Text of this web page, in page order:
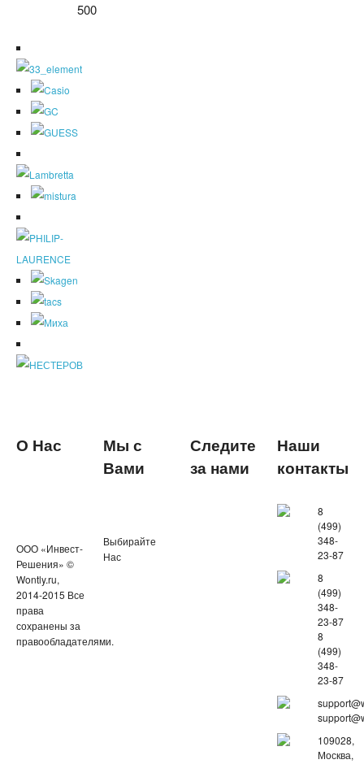
500
О Нас
ООО «Инвест-
Решения» ©
Wontly.ru,
2014-2015 Все
права
сохранены за
правообладателями.
Мы с
Вами
Выбирайте
Нас
Следите
за нами
Наши
контакты
8
(499)
348-
23-87
8
(499)
348-
23-87
8
(499)
348-
23-87
109028,
Москва,